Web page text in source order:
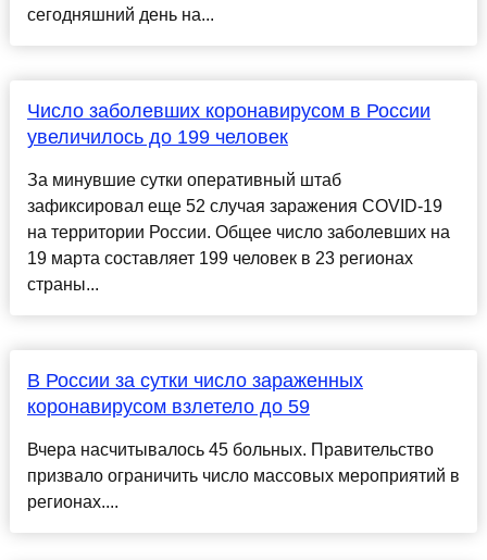
сегодняшний день на...
Число заболевших коронавирусом в России
увеличилось до 199 человек
За минувшие сутки оперативный штаб
зафиксировал еще 52 случая заражения COVID-19
на территории России. Общее число заболевших на
19 марта составляет 199 человек в 23 регионах
страны...
В России за сутки число зараженных
коронавирусом взлетело до 59
Вчера насчитывалось 45 больных. Правительство
призвало ограничить число массовых мероприятий в
регионах....